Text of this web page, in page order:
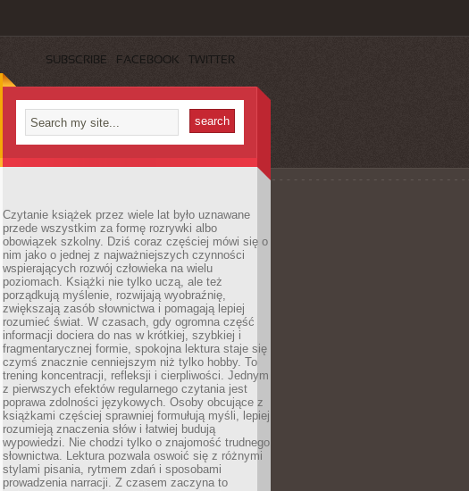
SUBSCRIBE FACEBOOK TWITTER
Czytanie książek przez wiele lat było uznawane
przede wszystkim za formę rozrywki albo
obowiązek szkolny. Dziś coraz częściej mówi się o
nim jako o jednej z najważniejszych czynności
wspierających rozwój człowieka na wielu
poziomach. Książki nie tylko uczą, ale też
porządkują myślenie, rozwijają wyobraźnię,
zwiększają zasób słownictwa i pomagają lepiej
rozumieć świat. W czasach, gdy ogromna część
informacji dociera do nas w krótkiej, szybkiej i
fragmentarycznej formie, spokojna lektura staje się
czymś znacznie cenniejszym niż tylko hobby. To
trening koncentracji, refleksji i cierpliwości. Jednym
z pierwszych efektów regularnego czytania jest
poprawa zdolności językowych. Osoby obcujące z
książkami częściej sprawniej formułują myśli, lepiej
rozumieją znaczenia słów i łatwiej budują
wypowiedzi. Nie chodzi tylko o znajomość trudnego
słownictwa. Lektura pozwala oswoić się z różnymi
stylami pisania, rytmem zdań i sposobami
prowadzenia narracji. Z czasem zaczyna to